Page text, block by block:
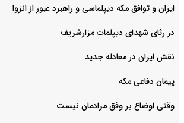
ایران و توافق مکه دیپلماسی و راهبرد عبور از انزوا
در رثای شهدای دیپلمات مزارشریف
نقش ایران در معادله جدید
پیمان دفاعی مکه
وقتی اوضاع بر وفق مرادمان نیست